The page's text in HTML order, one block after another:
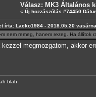
Válasz: MK3 Általános
« Új hozzászólás #74450
írta: Lacko1984 - 2018.05.20
nem remeg, hanem rezeg. Ha állítok
kezzel megmozgatom, akkor
blah